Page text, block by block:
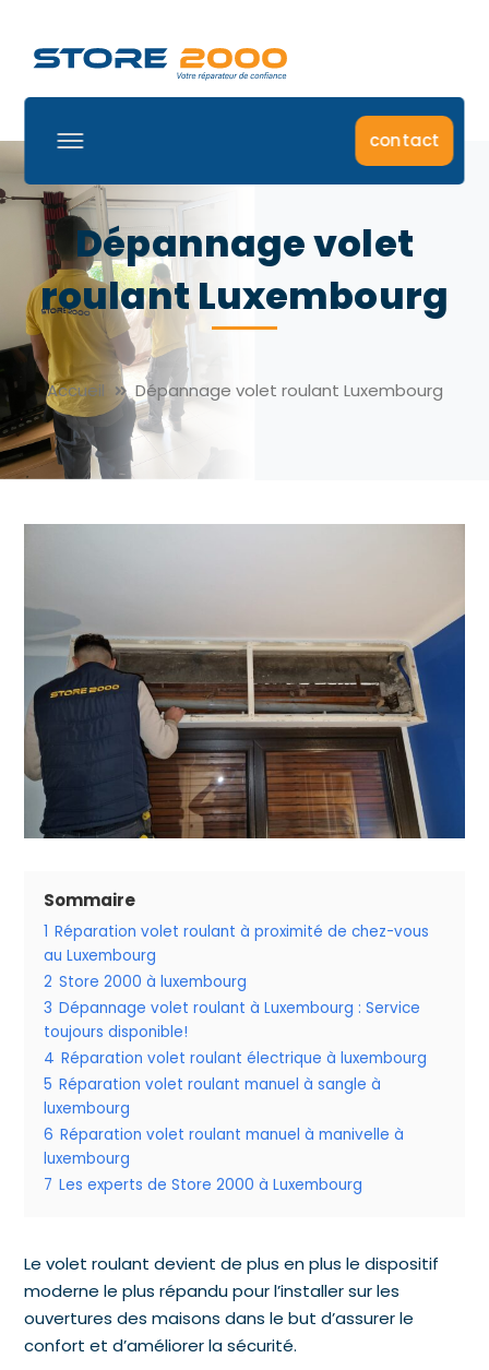
contact
Dépannage volet
roulant Luxembourg
Accueil Dépannage volet roulant Luxembourg
Sommaire
1 Réparation volet roulant à proximité de chez-vous
au Luxembourg
2 Store 2000 à luxembourg
3 Dépannage volet roulant à Luxembourg : Service
toujours disponible!
4 Réparation volet roulant électrique à luxembourg
5 Réparation volet roulant manuel à sangle à
luxembourg
6 Réparation volet roulant manuel à manivelle à
luxembourg
7 Les experts de Store 2000 à Luxembourg
Le volet roulant devient de plus en plus le dispositif
moderne le plus répandu pour l’installer sur les
ouvertures des maisons dans le but d’assurer le
confort et d’améliorer la sécurité.